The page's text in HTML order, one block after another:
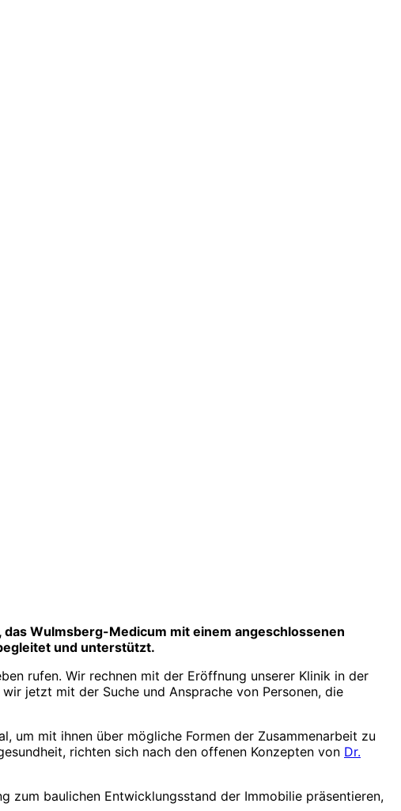
Wulmsberg-Medicum mit einem angeschlossenen
und unterstützt.
rufen. Wir rechnen mit der Eröffnung unserer Klinik in der
jetzt mit der Suche und Ansprache von Personen, die
um mit ihnen über mögliche Formen der Zusammenarbeit zu
richten sich nach den offenen Konzepten von Dr.
zum baulichen Entwicklungsstand der Immobilie präsentieren,